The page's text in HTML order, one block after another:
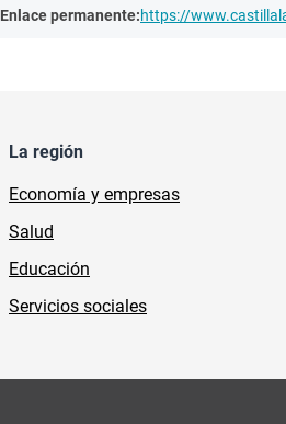
Enlace permanente:https://
La región
Economía y empresas
Salud
Educación
Servicios sociales